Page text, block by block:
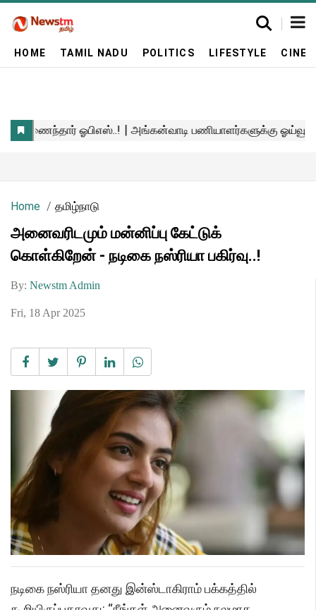
HOME TAMIL NADU POLITICS LIFESTYLE
Home தமிழ்நாடு
அனைவரிடமும் மன்னிப்பு கேட்டுக்
கொள்கிறேன் - நடிகை நஸ்ரியா பகிர்வு..!
By: Newstm Admin
Fri, 18 Apr 2025
நடிகை நஸ்ரியா தனது இன்ஸ்டாகிராம் பக்கத்தில்